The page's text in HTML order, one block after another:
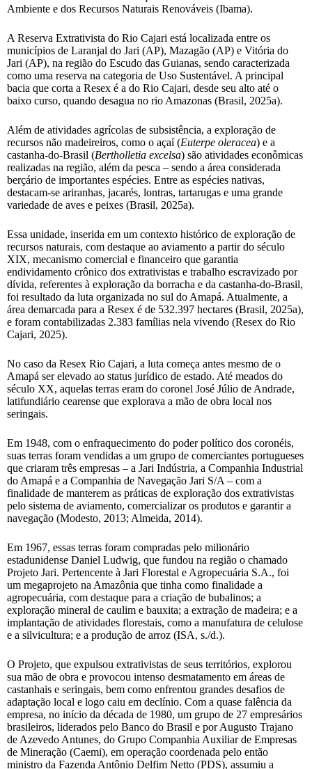
Ambiente e dos Recursos Naturais Renováveis (Ibama).
A Reserva Extrativista do Rio Cajari está localizada entre os
municípios de Laranjal do Jari (AP), Mazagão (AP) e Vitória do
Jari (AP), na região do Escudo das Guianas, sendo caracterizada
como uma reserva na categoria de Uso Sustentável. A principal
bacia que corta a Resex é a do Rio Cajari, desde seu alto até o
baixo curso, quando desagua no rio Amazonas (Brasil, 2025a).
Além de atividades agrícolas de subsistência, a exploração de
recursos não madeireiros, como o açaí (Euterpe oleracea) e a
castanha-do-Brasil (Bertholletia excelsa) são atividades econômicas
realizadas na região, além da pesca – sendo a área considerada
berçário de importantes espécies. Entre as espécies nativas,
destacam-se ariranhas, jacarés, lontras, tartarugas e uma grande
variedade de aves e peixes (Brasil, 2025a).
Essa unidade, inserida em um contexto histórico de exploração de
recursos naturais, com destaque ao aviamento a partir do século
XIX, mecanismo comercial e financeiro que garantia
endividamento crônico dos extrativistas e trabalho escravizado por
dívida, referentes à exploração da borracha e da castanha-do-Brasil,
foi resultado da luta organizada no sul do Amapá. Atualmente, a
área demarcada para a Resex é de 532.397 hectares (Brasil, 2025a),
e foram contabilizadas 2.383 famílias nela vivendo (Resex do Rio
Cajari, 2025).
No caso da Resex Rio Cajari, a luta começa antes mesmo de o
Amapá ser elevado ao status jurídico de estado. Até meados do
século XX, aquelas terras eram do coronel José Júlio de Andrade,
latifundiário cearense que explorava a mão de obra local nos
seringais.
Em 1948, com o enfraquecimento do poder político dos coronéis,
suas terras foram vendidas a um grupo de comerciantes portugueses
que criaram três empresas – a Jari Indústria, a Companhia Industrial
do Amapá e a Companhia de Navegação Jari S/A – com a
finalidade de manterem as práticas de exploração dos extrativistas
pelo sistema de aviamento, comercializar os produtos e garantir a
navegação (Modesto, 2013; Almeida, 2014).
Em 1967, essas terras foram compradas pelo milionário
estadunidense Daniel Ludwig, que fundou na região o chamado
Projeto Jari. Pertencente à Jari Florestal e Agropecuária S.A., foi
um megaprojeto na Amazônia que tinha como finalidade a
agropecuária, com destaque para a criação de bubalinos; a
exploração mineral de caulim e bauxita; a extração de madeira; e a
implantação de atividades florestais, como a manufatura de celulose
e a silvicultura; e a produção de arroz (ISA, s./d.).
O Projeto, que expulsou extrativistas de seus territórios, explorou
sua mão de obra e provocou intenso desmatamento em áreas de
castanhais e seringais, bem como enfrentou grandes desafios de
adaptação local e logo caiu em declínio. Com a quase falência da
empresa, no início da década de 1980, um grupo de 27 empresários
brasileiros, liderados pelo Banco do Brasil e por Augusto Trajano
de Azevedo Antunes, do Grupo Companhia Auxiliar de Empresas
de Mineração (Caemi), em operação coordenada pelo então
ministro da Fazenda Antônio Delfim Netto (PDS), assumiu a